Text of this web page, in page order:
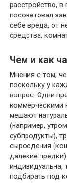
расстройство, в
посоветовал
себе вреда, от
средства,
Чем и как
Мнения о том,
поскольку у
вопрос. Одни
коммерческими
мешают
(например,
субпродукты),
сыроедения
далекие
индивидуальна,
подбирать под